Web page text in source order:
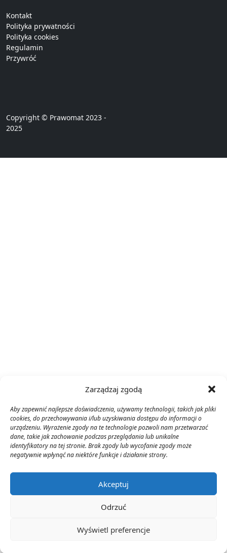
Zarządzaj zgodą
Aby zapewnić najlepsze doświadczenia, używamy technologii, takich jak pliki
cookies, do przechowywania i/lub uzyskiwania dostępu do informacji o
urządzeniu. Wyrażenie zgody na te technologie pozwoli nam przetwarzać
dane, takie jak zachowanie podczas przeglądania lub unikalne
identyfikatory na tej stronie. Brak zgody lub wycofanie zgody może
negatywnie wpłynąć na niektóre funkcje i działanie strony.
Akceptuj
Odrzuć
Wyświetl preferencje
Kontakt
Polityka prywatności
Polityka cookies
Regulamin
Przywróć
Copyright © Prawomat 2023 -
2025